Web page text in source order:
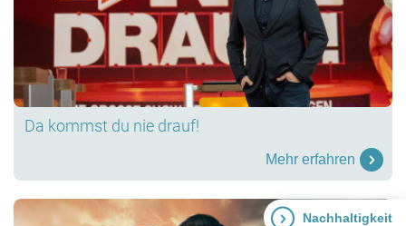
Da kommst du nie drauf!
Mehr erfahren
Nachhaltigkeit